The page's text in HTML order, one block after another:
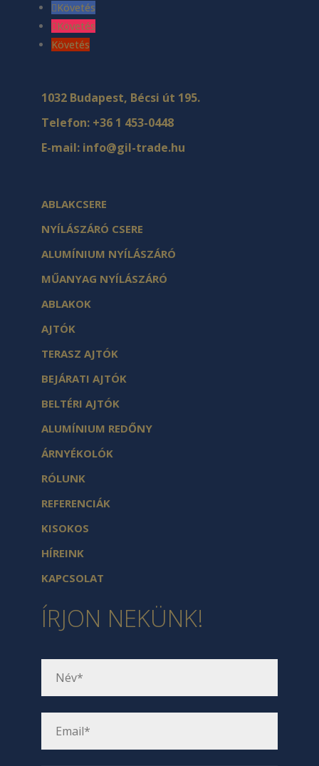
Követés
Követés
Követés
1032 Budapest, Bécsi út 195.
Telefon: +36 1 453-0448
E-mail: info@gil-trade.hu
ABLAKCSERE
NYÍLÁSZÁRÓ CSERE
ALUMÍNIUM NYÍLÁSZÁRÓ
MŰANYAG NYÍLÁSZÁRÓ
ABLAKOK
AJTÓK
TERASZ AJTÓK
BEJÁRATI AJTÓK
BELTÉRI AJTÓK
ALUMÍNIUM REDŐNY
ÁRNYÉKOLÓK
RÓLUNK
REFERENCIÁK
KISOKOS
HÍREINK
KAPCSOLAT
ÍRJON NEKÜNK!